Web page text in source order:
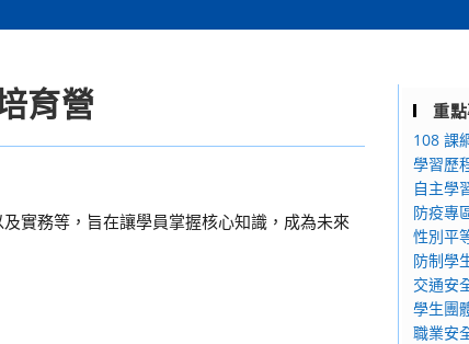
育營
實務等，旨在讓學員掌握核心知識，成為未來
重
108 課
學習歷
自主學
防疫專
性別平
防制學
交通安
學生團
職業安